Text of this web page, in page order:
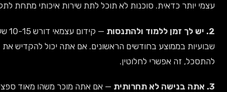
כדאית. סוכנות לא תוכל לתת שירות איכותי מתחת לתקציב הזה.
— קידום עצמאי דורש 10-15 שעות
בממוצע בחודשים הראשונים. אם אתה יכול להקדיש את זה ולא
זה אפשרי לחלוטין.
— אם אתה מוכר משהו מאוד ספציפי (נישה